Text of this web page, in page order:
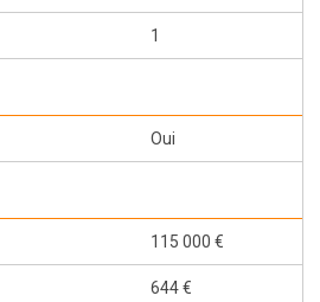
1
Oui
115 000 €
644 €